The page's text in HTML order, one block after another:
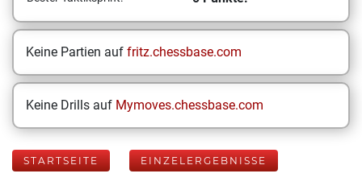
Keine Partien auf fritz.chessbase.com
Keine Drills auf Mymoves.chessbase.com
STARTSEITE EINZELERGEBNISSE